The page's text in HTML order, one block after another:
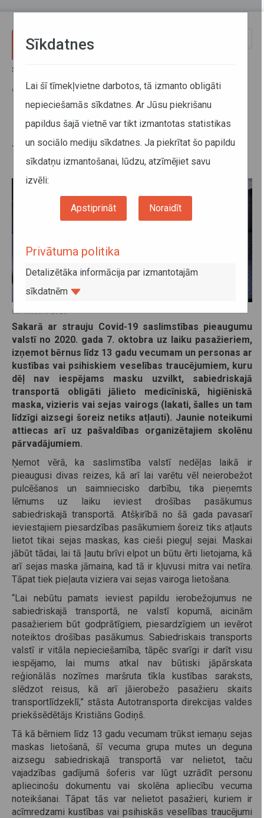
Sākums
deguna aizsegs
No 7. oktobra sabiedriskajā
transportā obligāti jālieto mutes
un deguna aizsegs
05. oktobris 2020
Sakarā ar strauju Covid-19 saslimstības pieaugumu
valstī no 2020. gada 7. oktobra uz laiku pasažieriem,
izņemot bērnus līdz 13 gadu vecumam un personas ar
kustības vai psihiskiem veselības traucējumiem, kuru
dēļ nav iespējams masku uzvilkt, sabiedriskajā
transportā obligāti jālieto medicīniskā, higiēniskā
maska, vizieris vai sejas vairogs (lakati, šalles un tam
līdzīgi aizsegi šoreiz netiks atļauti). Jaunie noteikumi
attiecas arī uz pašvaldības organizētajiem skolēnu
pārvadājumiem.
Ņemot vērā, ka saslimstība valstī nedēļas laikā ir
pieaugusi divas reizes, kā arī lai varētu vēl neierobežot
pulcēšanos un saimniecisko darbību, tika pieņemts
lēmums uz laiku ieviest drošības pasākumus
sabiedriskajā transportā. Atšķirībā no šā gada pavasarī
ieviestajiem piesardzības pasākumiem šoreiz tiks atļauts
lietot tikai sejas maskas, kas cieši pieguļ sejai. Maskai
jābūt tādai, lai tā ļautu brīvi elpot un būtu ērti lietojama, kā
arī sejas maska jāmaina, kad tā ir kļuvusi mitra vai netīra.
Tāpat tiek pieļauta viziera vai sejas vairoga lietošana.
“Lai nebūtu pamats ieviest papildu ierobežojumus ne
sabiedriskajā transportā, ne valstī kopumā, aicinām
pasažieriem būt godprātīgiem, piesardzīgiem un ievērot
noteiktos drošības pasākumus. Sabiedriskais transports
valstī ir vitāla nepieciešamība, tāpēc svarīgi ir darīt visu
iespējamo, lai mums atkal nav būtiski jāpārskata
reģionālās nozīmes maršruta tīkla kustības saraksts,
slēdzot reisus, kā arī jāierobežo pasažieru skaits
transportlīdzeklī,” stāsta Autotransporta direkcijas valdes
priekšsēdētājs Kristiāns Godiņš.
Tā kā bērniem līdz 13 gadu vecumam trūkst iemaņu sejas
maskas lietošanā, šī vecuma grupa mutes un deguna
aizsegu sabiedriskajā transportā var nelietot, taču
vajadzības gadījumā šoferis var lūgt uzrādīt personu
apliecinošu dokumentu vai skolēna apliecību vecuma
noteikšanai. Tāpat tās var nelietot pasažieri, kuriem ir
acīmredzami kustības vai psihiskās veselības traucējumi
Sīkdatnes
Lai šī tīmekļvietne darbotos, tā izmanto obligāti
nepieciešamās sīkdatnes. Ar Jūsu piekrišanu
papildus šajā vietnē var tikt izmantotas statistikas
un sociālo mediju sīkdatnes. Ja piekrītat šo papildu
sīkdatņu izmantošanai, lūdzu, atzīmējiet savu
izvēli:
Apstiprināt Noraidīt
Privātuma politika
Detalizētāka informācija par izmantotajām
sīkdatnēm